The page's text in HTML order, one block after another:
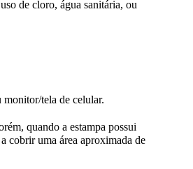
de cloro, água sanitária, ou
monitor/tela de celular.
quando a estampa possui
cobrir uma área aproximada de